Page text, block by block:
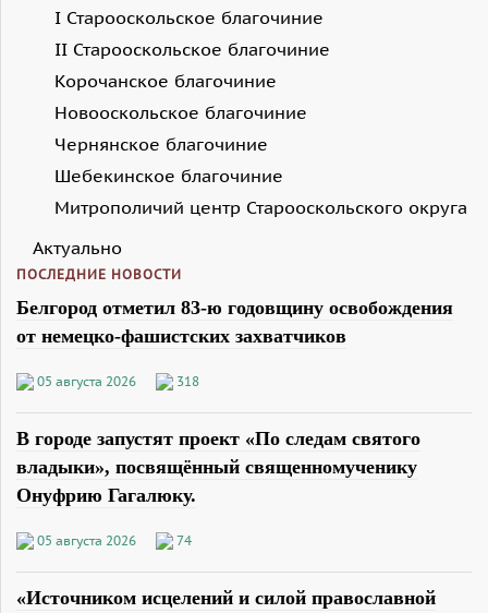
I Старооскольское благочиние
II Старооскольское благочиние
Корочанское благочиние
Новооскольское благочиние
Чернянское благочиние
Шебекинское благочиние
Митрополичий центр Старооскольского округа
Актуально
ПОСЛЕДНИЕ НОВОСТИ
Белгород отметил 83-ю годовщину освобождения
от немецко-фашистских захватчиков
05 августа 2026 318
В городе запустят проект «По следам святого
владыки», посвящённый священномученику
Онуфрию Гагалюку.
05 августа 2026 74
«Источником исцелений и силой православной